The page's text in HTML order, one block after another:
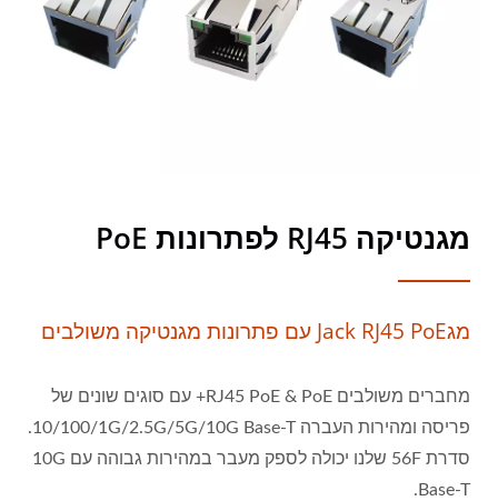
מגנטיקה RJ45 לפתרונות PoE
מגJack RJ45 PoE עם פתרונות מגנטיקה משולבים
מחברים משולבים RJ45 PoE & PoE+ עם סוגים שונים של
פריסה ומהירות העברה 10/100/1G/2.5G/5G/10G Base-T.
סדרת 56F שלנו יכולה לספק מעבר במהירות גבוהה עם 10G
Base-T.